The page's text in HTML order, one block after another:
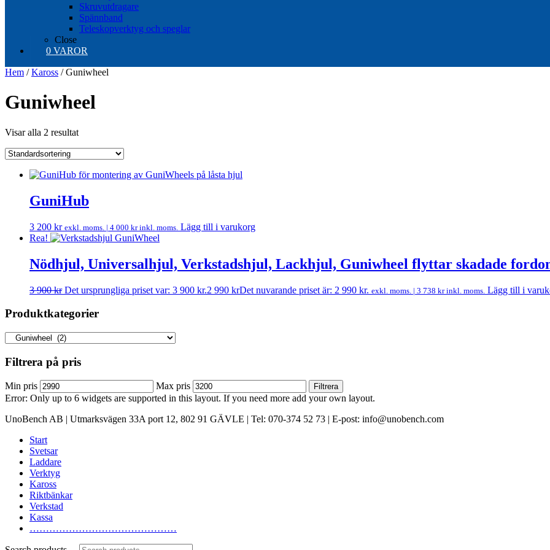
Skruvutdragare
Spännband
Teleskopverktyg och speglar
Close
0 VAROR
Hem /Kaross / Guniwheel
Guniwheel
Visar alla 2 resultat
GuniHub
3 200 kr exkl. moms. | 4 000 krinkl. moms. Lägg till i varukorg
Rea!
Nödhjul, Universalhjul, Verkstadshjul, Lackhjul, Guniwheel flyttar skadade
3 900kr Det ursprungliga priset var: 3 900 kr.2 990 krDet nuvarande priset är: 2 990 kr. exkl. moms. | 3 738 krinkl. moms. Lägg till i
Produktkategorier
Filtrera på pris
Min pris Max pris Filtrera
Error: Only up to 6 widgets are supported in this layout. If you need more add your own layout.
UnoBench AB | Utmarksvägen 33A port 12, 802 91 GÄVLE | Tel: 070-374 52 73 | E-post: info@unobench.com
Start
Svetsar
Laddare
Verktyg
Kaross
Riktbänkar
Verkstad
Kassa
………………………………………